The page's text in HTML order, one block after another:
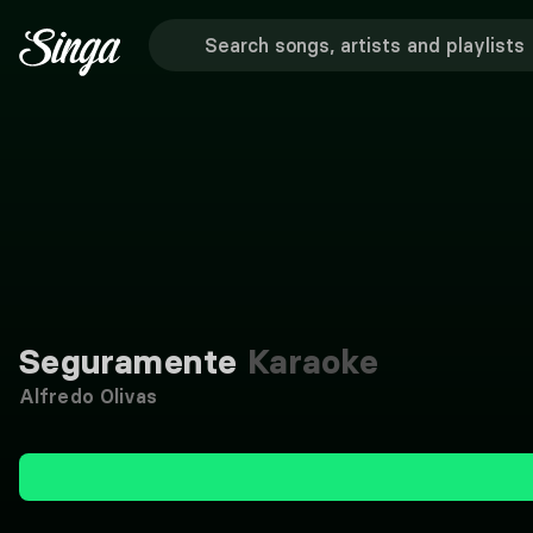
Seguramente Karaoke
Alfredo Olivas